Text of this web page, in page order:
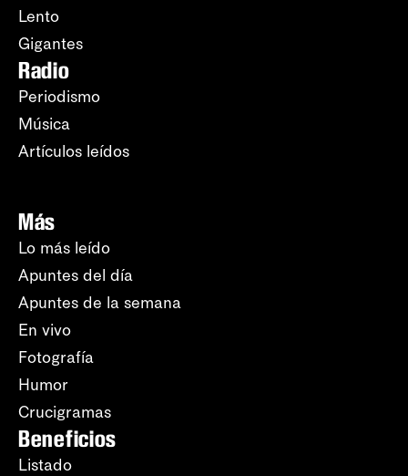
Lento
Gigantes
Radio
Periodismo
Música
Artículos leídos
Más
Lo más leído
Apuntes del día
Apuntes de la semana
En vivo
Fotografía
Humor
Crucigramas
Beneficios
Listado